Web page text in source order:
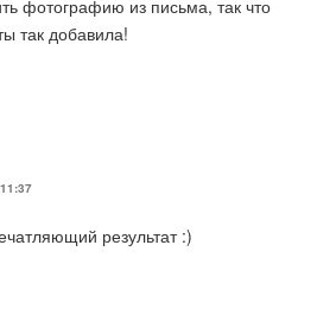
фотографию из письма, так что
так добавила!
результат :)